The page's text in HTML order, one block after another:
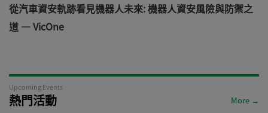
從汽車資安軌跡看見機器人未來: 機器人資安風險與防禦之
道 — VicOne
Upcoming Events
熱門活動 More →